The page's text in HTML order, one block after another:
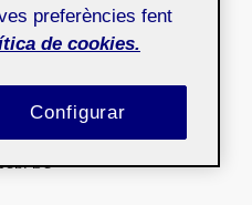
que
,
Se
preferències fent
de cookies.
Configurar